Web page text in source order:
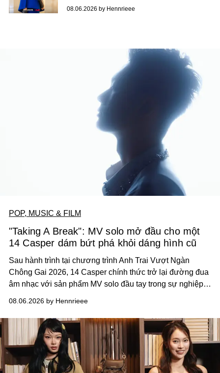
08.06.2026 by Hennrieee
POP, MUSIC & FILM
"Taking A Break": MV solo mở đầu cho một
14 Casper dám bứt phá khỏi dáng hình cũ
Sau hành trình tại chương trình Anh Trai Vượt Ngàn
Chông Gai 2026, 14 Casper chính thức trở lại đường đua
âm nhạc với sản phẩm MV solo đầu tay trong sự nghiệp -
bước chuyển mình của 14 Casper sau chương trình, mà
còn mở ra một chương mới trong hành trình nghệ thuật
của nam nghệ sĩ khi lần đầu tiên anh trình làng một MV
solo được đầu tư toàn diện từ sáng tác, sản xuất, trình
diễn đến hình ảnh.
08.06.2026 by Hennrieee